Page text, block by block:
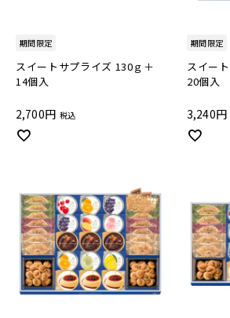
期間限定
スイートサプライズ 130ｇ＋
14個入
2,700 税込
期間限定
スイー
20個入
3,240